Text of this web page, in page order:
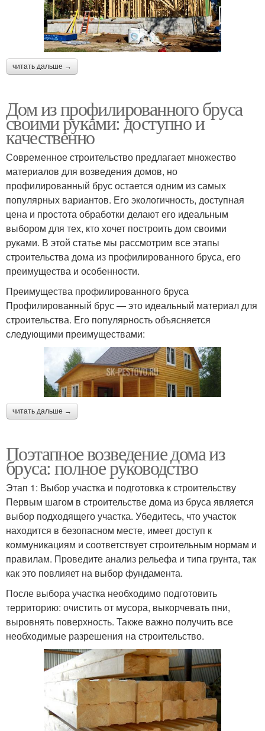
читать дальше →
Дом из профилированного бруса
своими руками: доступно и
качественно
Современное строительство предлагает множество
материалов для возведения домов, но
профилированный брус остается одним из самых
популярных вариантов. Его экологичность, доступная
цена и простота обработки делают его идеальным
выбором для тех, кто хочет построить дом своими
руками. В этой статье мы рассмотрим все этапы
строительства дома из профилированного бруса, его
преимущества и особенности.
Преимущества профилированного бруса
Профилированный брус — это идеальный материал для
строительства. Его популярность объясняется
следующими преимуществами:
читать дальше →
Поэтапное возведение дома из
бруса: полное руководство
Этап 1: Выбор участка и подготовка к строительству
Первым шагом в строительстве дома из бруса является
выбор подходящего участка. Убедитесь, что участок
находится в безопасном месте, имеет доступ к
коммуникациям и соответствует строительным нормам и
правилам. Проведите анализ рельефа и типа грунта, так
как это повлияет на выбор фундамента.
После выбора участка необходимо подготовить
территорию: очистить от мусора, выкорчевать пни,
выровнять поверхность. Также важно получить все
необходимые разрешения на строительство.